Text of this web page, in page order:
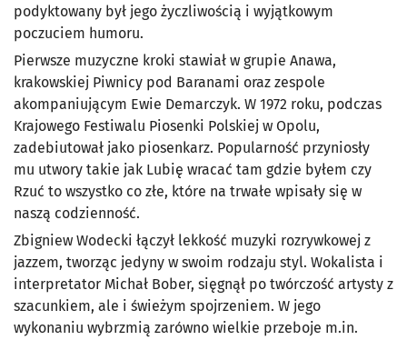
podyktowany był jego życzliwością i wyjątkowym
poczuciem humoru.
Pierwsze muzyczne kroki stawiał w grupie Anawa,
krakowskiej Piwnicy pod Baranami oraz zespole
akompaniującym Ewie Demarczyk. W 1972 roku, podczas
Krajowego Festiwalu Piosenki Polskiej w Opolu,
zadebiutował jako piosenkarz. Popularność przyniosły
mu utwory takie jak Lubię wracać tam gdzie byłem czy
Rzuć to wszystko co złe, które na trwałe wpisały się w
naszą codzienność.
Zbigniew Wodecki łączył lekkość muzyki rozrywkowej z
jazzem, tworząc jedyny w swoim rodzaju styl. Wokalista i
interpretator Michał Bober, sięgnął po twórczość artysty z
szacunkiem, ale i świeżym spojrzeniem. W jego
wykonaniu wybrzmią zarówno wielkie przeboje m.in.